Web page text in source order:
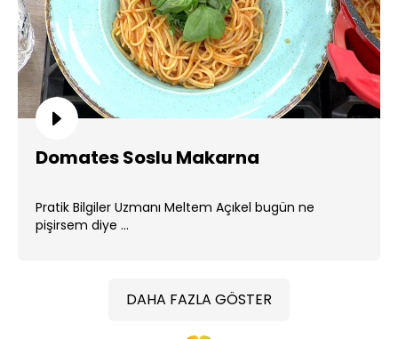
Domates Soslu Makarna
Pratik Bilgiler Uzmanı Meltem Açıkel bugün ne
pişirsem diye ...
DAHA FAZLA GÖSTER